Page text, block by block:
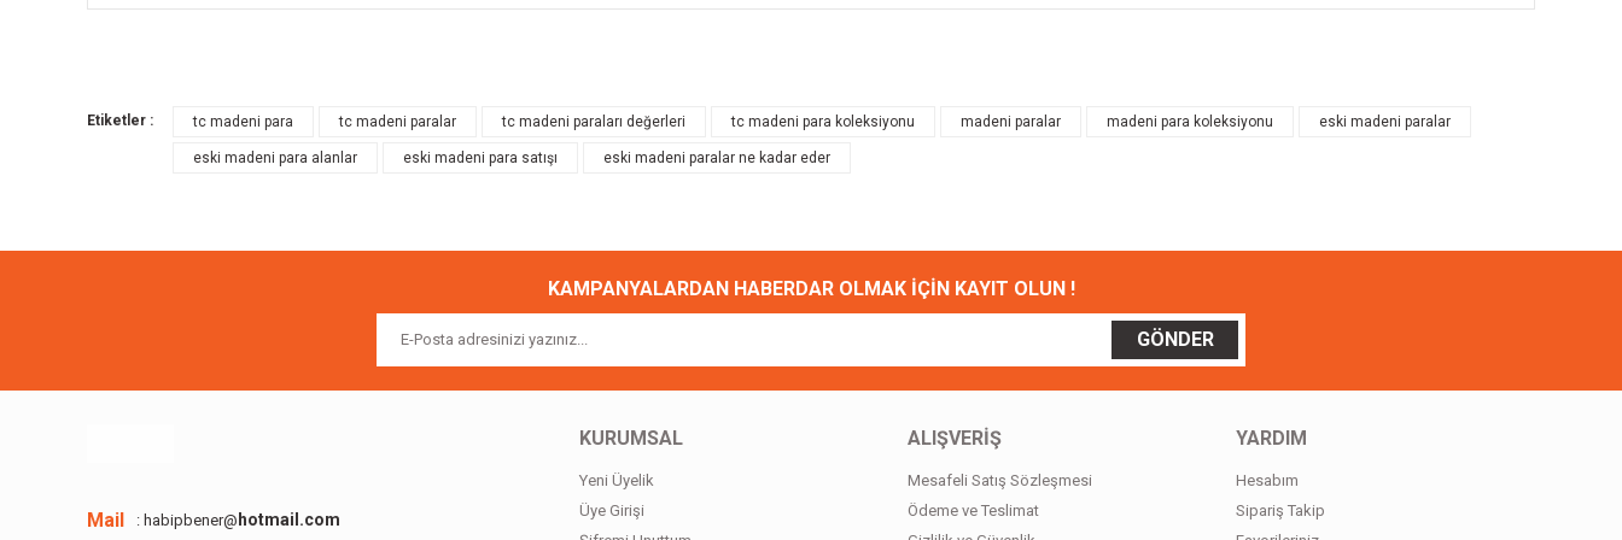
Yorum Yaz
Ürün resmi kalitesiz, bozuk veya görüntülenemiyor.
Ürün açıklamasında eksik bilgiler bulunuyor.
Etiketler : tc madeni para tc madeni paralar tc madeni paraları değerleri tc madeni para koleksiyonu madeni paralar madeni para koleksiyonu eski madeni paralar
eski madeni para alanlar eski madeni para satışı eski madeni paralar ne kadar eder
KAMPANYALARDAN HABERDAR OLMAK İÇİN KAYIT OLUN !
GÖNDER
Mail : habipbener@ hotmail.com
KURUMSAL
Yeni Üyelik
Üye Girişi
ALIŞVERİŞ
Mesafeli Satış Sözleşmesi
Ödeme ve Teslimat
YARDIM
Hesabım
Sipariş Takip